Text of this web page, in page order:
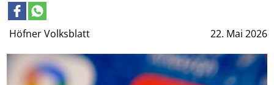
Höfner Volksblatt 22. Mai 2026